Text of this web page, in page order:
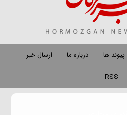
پیوند ها درباره ما
ارسال خبر
RSS